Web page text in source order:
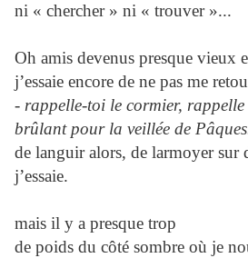
ni « chercher » ni « trouver »...
Oh amis devenus presque vieux
j’essaie encore de ne pas me
- rappelle-toi le cormier,
brûlant pour la veillée de
de languir alors, de larmoyer sur
j’essaie.
mais il y a presque trop
de poids du côté sombre où je